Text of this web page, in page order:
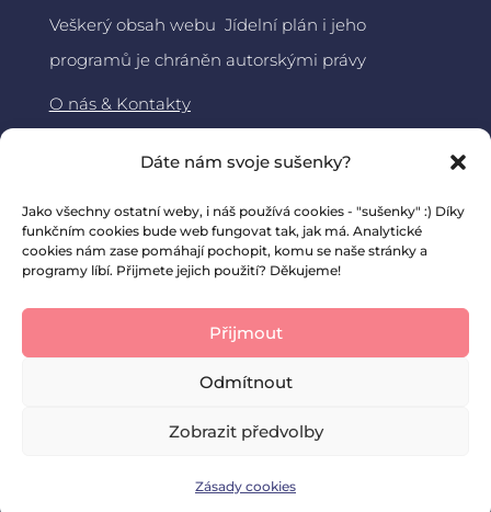
Dáte nám svoje sušenky?
Jako všechny ostatní weby, i náš používá cookies - "sušenky" :) Díky
funkčním cookies bude web fungovat tak, jak má. Analytické
cookies nám zase pomáhají pochopit, komu se naše stránky a
programy líbí. Přijmete jejich použití? Děkujeme!
Přijmout
Odmítnout
Zobrazit předvolby
Zásady cookies
Veškerý obsah webu Jídelní plán i jeho
programů je chráněn autorskými právy
O nás & Kontakty